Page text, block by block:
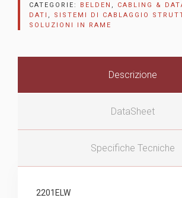
CATEGORIE: BELDEN , CABLING &
DATI , SISTEMI DI CABLAGGIO
SOLUZIONI IN RAME
Descrizione
DataSheet
Specifiche Tecniche
2201ELW